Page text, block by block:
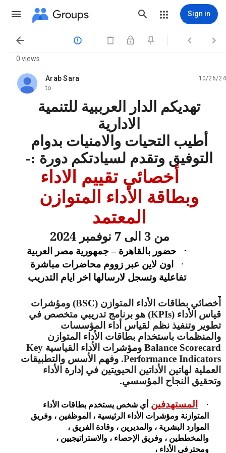
Groups Sign in
   
0 views
Arab Sara
unread,
10/26/24
to
تهديكم الدار العرببية للتنمية
الادارية
أطيب التحيات والامنيات بدوام
التوفيق وتقدم لسيادتكم دورة :-
أخصائي تقييم الاداء
وبطاقة الأداء المتوازن
المعتمد
من 3 الى 7 نوفمبر 2024
· حضور بالقاهرة – جمهورية مصر العربية
·
اون لاين عبر زووم محاضرات مباشرة
تفاعلية وتسجل لارسالها اخر ايام التدريب
أخصائي بطاقات الأداء المتوازن (BSC) ومؤشرات
قياس الأداء (KPIs) هو برنامج تدريبي متخصص في
تطوير وتنفيذ نظم لقياس أداء المؤسسات
والمنظمات باستخدام بطاقات الأداء المتوازن
Balance Scorecard ومؤشرات الأداء القياسية Key
Performance Indicators. وفهم الأسس والتطبيقات
العملية لهاتين الأداتين الحيويتين في إدارة الأداء
وتحقيق النجاح المؤسسي.
· المستهدفين أي شخص يستخدم بطاقات الأداء
المتوازنة ومؤشرات الأداء الرئيسية ، الموظفين ، وفريق
الموارد البشرية ، والمديرين ، وقادة الفريق ،
والمخططين ، وفريق الإحصاء ، والاستراتيجيين ،
ومحترفي الأداء ،